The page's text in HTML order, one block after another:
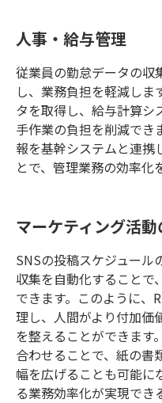
人事・給与管理
従業員の勤怠データの収
し、業務負担を軽減しま
タを取得し、給与計算シ
手作業の負担を削減でき
報を基幹システムと連携
とで、管理業務の効率化
マーケティング活
SNSの投稿スケジュール
収集を自動化することで
できます。このように、
理し、人間がより付加価
を整えることができます
合わせることで、紙の書
幅を広げることも可能に
る業務効率化が実現でき